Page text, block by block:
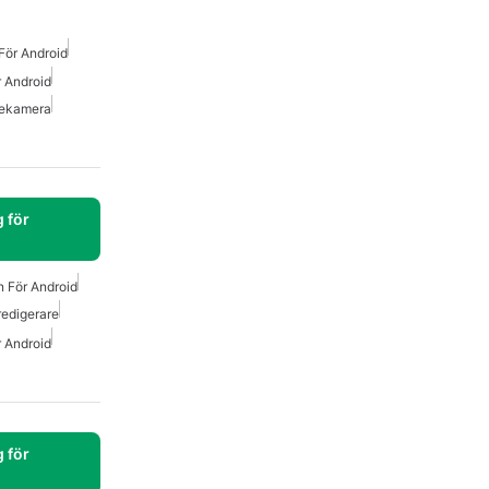
Android
Android
för
För Android
Android
för